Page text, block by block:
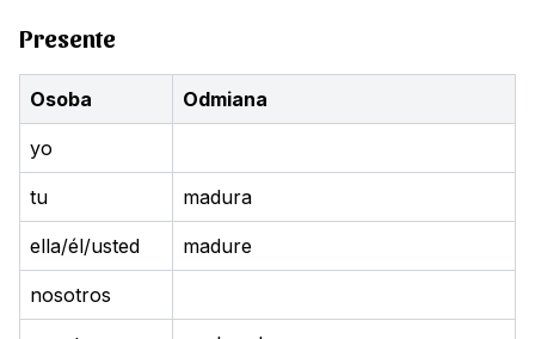
Presente
Osoba Odmiana
yo
tu madura
ella/él/usted madure
nosotros